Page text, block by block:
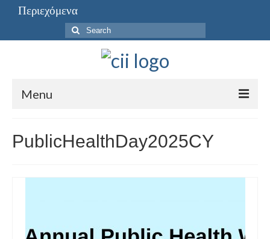
Περιεχόμενα
Search
for:
Menu
PublicHealthDay2025CY